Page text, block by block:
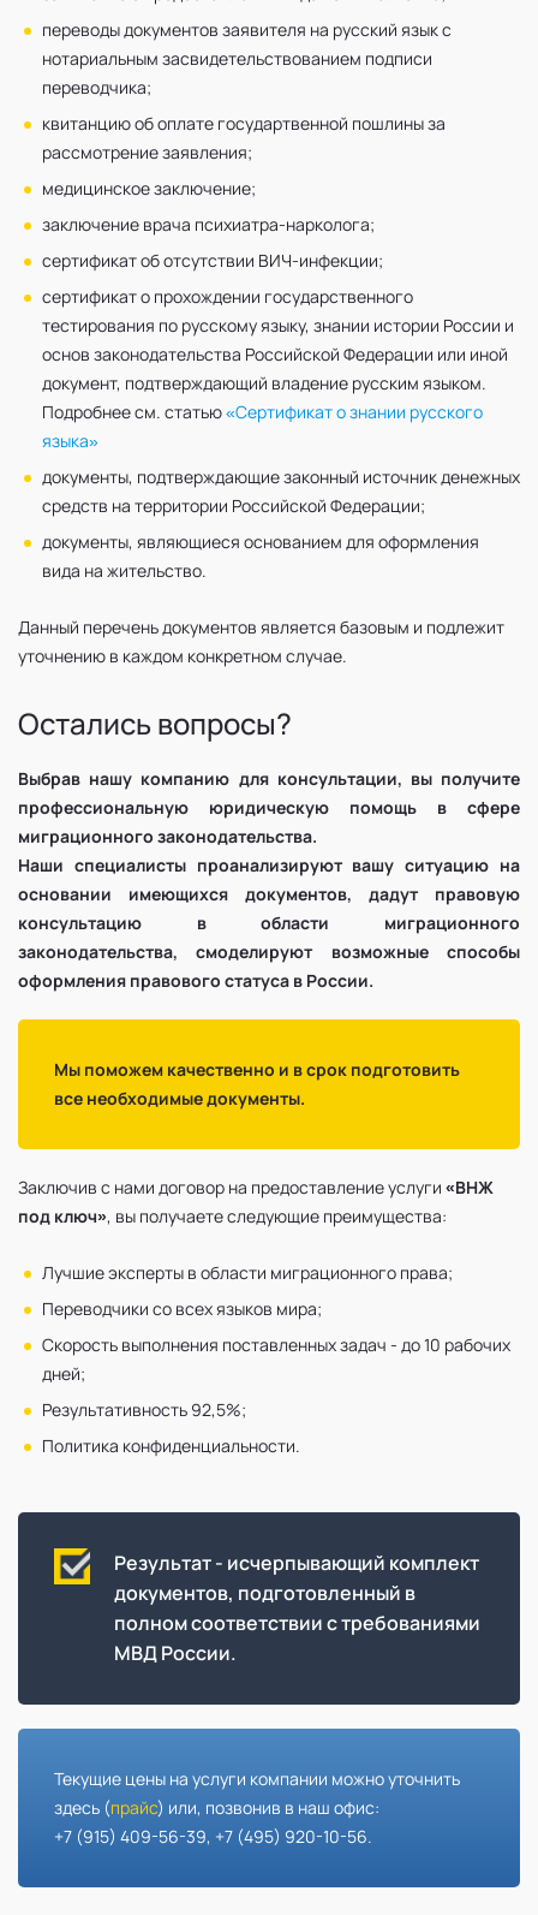
переводы документов заявителя на русский язык с
нотариальным засвидетельствованием подписи
переводчика;
квитанцию об оплате государтвенной пошлины за
рассмотрение заявления;
медицинское заключение;
заключение врача психиатра-нарколога;
сертификат об отсутствии ВИЧ-инфекции;
сертификат о прохождении государственного
тестирования по русскому языку, знании истории России и
основ законодательства Российской Федерации или иной
документ, подтверждающий владение русским языком.
Подробнее см. статью«Сертификат о знании русского
языка»
документы, подтверждающие законный источник денежных
средств на территории Российской Федерации;
документы, являющиеся основанием для оформления
вида на жительство.
Данный перечень документов является базовым и подлежит
уточнению в каждом конкретном случае.
Остались вопросы?
Выбрав нашу компанию для консультации, вы получите
профессиональную юридическую помощь в сфере
миграционного законодательства.
Наши специалисты проанализируют вашу ситуацию на
основании имеющихся документов, дадут правовую
консультацию в области миграционного
законодательства, смоделируют возможные способы
оформления правового статуса в России.
Мы поможем качественно и в срок подготовить
все необходимые документы.
Заключив с нами договор на предоставление услуги «ВНЖ
под ключ», вы получаете следующие преимущества:
Лучшие эксперты в области миграционного права;
Переводчики со всех языков мира;
Скорость выполнения поставленных задач - до 10 рабочих
дней;
Результативность 92,5%;
Политика конфиденциальности.
Результат - исчерпывающий комплект
документов, подготовленный в
полном соответствии с требованиями
МВД России.
Текущие цены на услуги компании можно уточнить
здесь (прайс) или, позвонив в наш офис:
+7 (915) 409-56-39, +7 (495) 920-10-56.